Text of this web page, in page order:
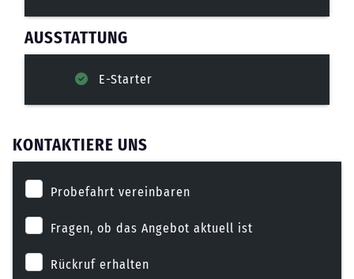
AUSSTATTUNG
E-Starter
KONTAKTIERE UNS
Probefahrt vereinbaren
Fragen, ob das Angebot aktuell ist
Rückruf erhalten